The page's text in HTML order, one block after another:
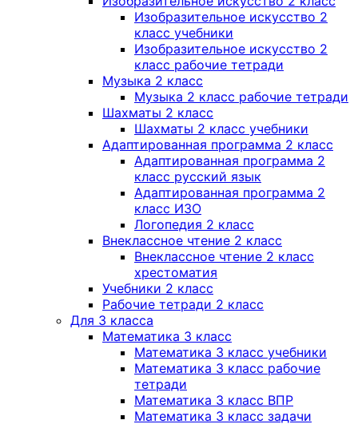
Изобразительное искусство 2
класс учебники
Изобразительное искусство 2
класс рабочие тетради
Музыка 2 класс
Музыка 2 класс рабочие тетради
Шахматы 2 класс
Шахматы 2 класс учебники
Адаптированная программа 2 класс
Адаптированная программа 2
класс русский язык
Адаптированная программа 2
класс ИЗО
Логопедия 2 класс
Внеклассное чтение 2 класс
Внеклассное чтение 2 класс
хрестоматия
Учебники 2 класс
Рабочие тетради 2 класс
Для 3 класса
Математика 3 класс
Математика 3 класс учебники
Математика 3 класс рабочие
тетради
Математика 3 класс ВПР
Математика 3 класс задачи